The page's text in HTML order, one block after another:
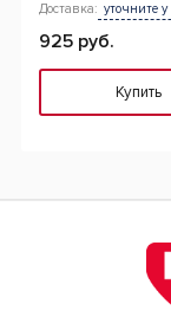
Доставка: уточните
925 руб.
Купить